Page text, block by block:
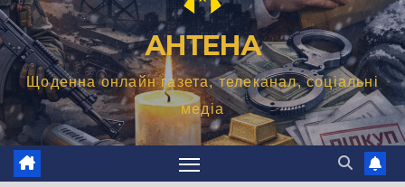
АНТЕНА
Щоденна онлайн газета, телеканал, соціальні
медіа